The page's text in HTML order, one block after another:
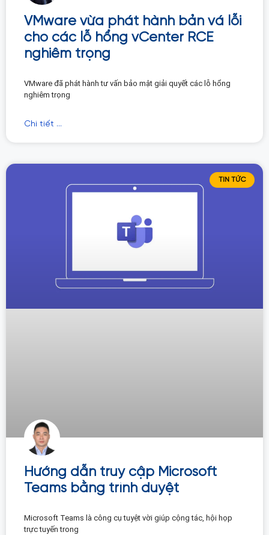
VMware vừa phát hành bản vá lỗi
cho các lỗ hổng vCenter RCE
nghiêm trọng
VMware đã phát hành tư vấn bảo mật giải quyết các lỗ hổng
nghiêm trọng
Chi tiết ...
TIN TỨC
Hướng dẫn truy cập Microsoft
Teams bằng trình duyệt
Microsoft Teams là công cụ tuyệt vời giúp cộng tác, hội họp
trực tuyến trong